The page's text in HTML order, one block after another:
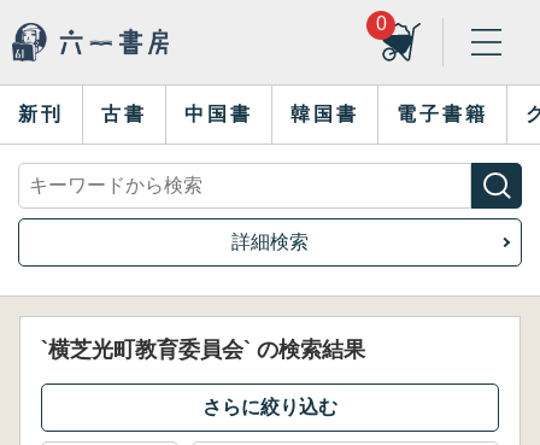
0
新刊 古書 中国書 韓国書 電子書籍
詳細検索
`横芝光町教育委員会` の検索結果